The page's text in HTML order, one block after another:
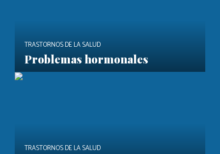
TRASTORNOS DE LA SALUD
Problemas hormonales
TRASTORNOS DE LA SALUD